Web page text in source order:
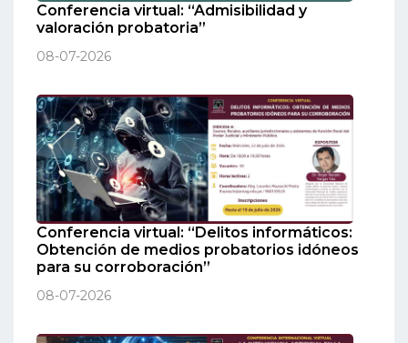
Conferencia virtual: “Admisibilidad y
valoración probatoria”
08-07-2026
Conferencia virtual: “Delitos informáticos:
Obtención de medios probatorios idóneos
para su corroboración”
08-07-2026